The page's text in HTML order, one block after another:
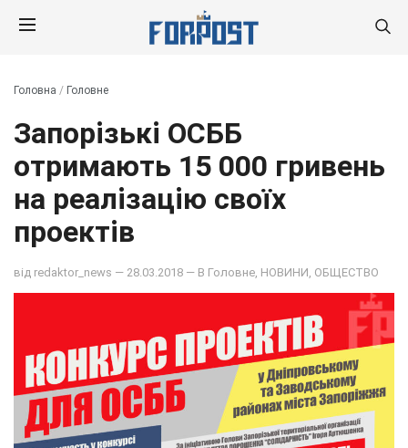
Головна / Головне
Запорізькі ОСББ
отримають 15 000 гривень
на реалізацію своїх
проектів
від redaktor_news — 28.03.2018 — В Головне НОВИНИ ОБЩЕСТВО